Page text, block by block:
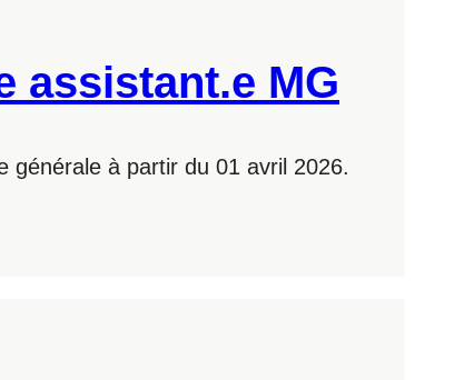
assistant.e MG
générale à partir du 01 avril 2026.